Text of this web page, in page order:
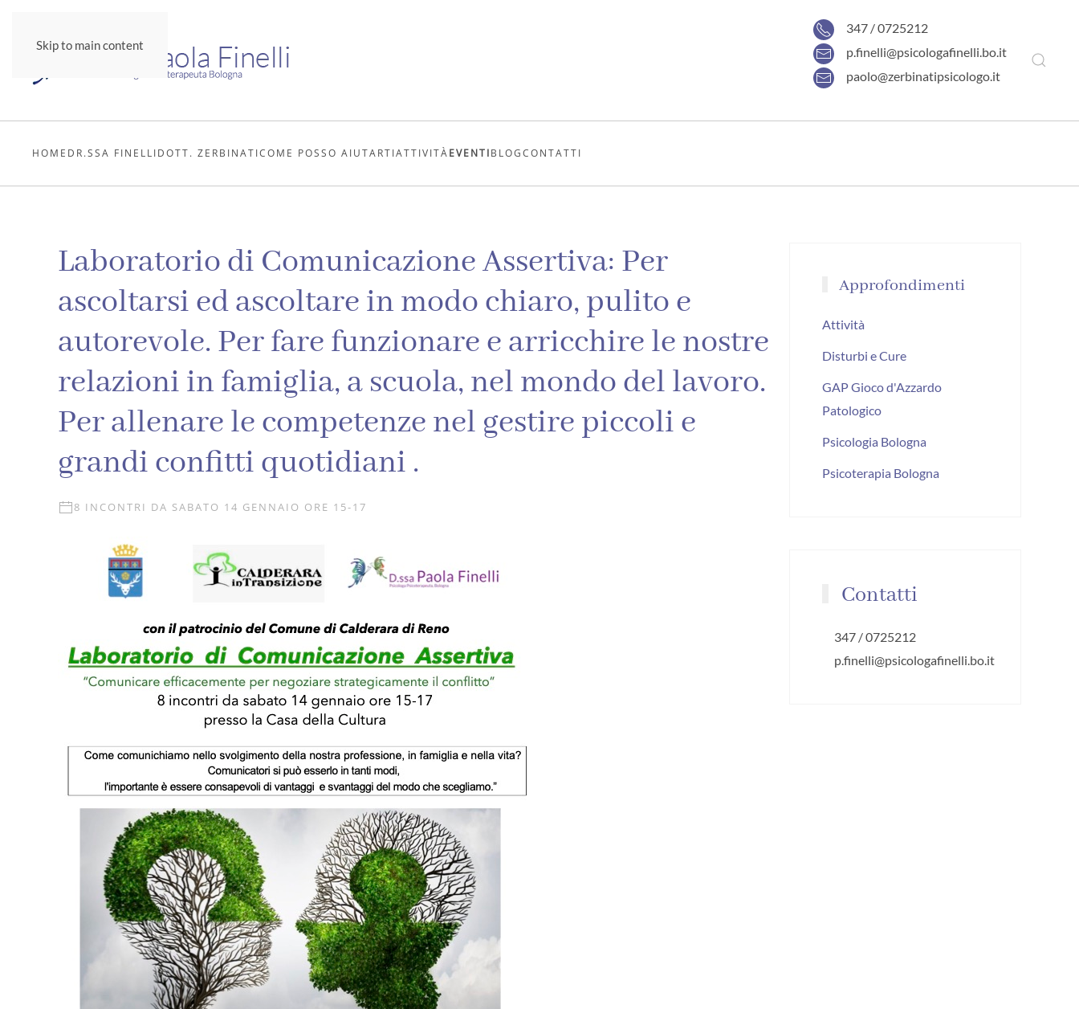
Skip to main content
347 / 0725212
p.finelli@psicologafinelli.bo.it
paolo@zerbinatipsicologo.it
HOME DR.SSA FINELLIDOTT. ZERBINATICOME POSSO AIUTARTIATTIVITÀEVENTIBLOGCONTATTI
Laboratorio di Comunicazione Assertiva: Per
ascoltarsi ed ascoltare in modo chiaro, pulito e
autorevole. Per fare funzionare e arricchire le nostre
relazioni in famiglia, a scuola, nel mondo del lavoro.
Per allenare le competenze nel gestire piccoli e
grandi confitti quotidiani .
8 INCONTRI DA SABATO 14 GENNAIO ORE 15-17
Approfondimenti
Attività
Disturbi e Cure
GAP Gioco d'Azzardo
Patologico
Psicologia Bologna
Psicoterapia Bologna
Contatti
347 / 0725212
p.finelli@psicologafinelli.bo.it